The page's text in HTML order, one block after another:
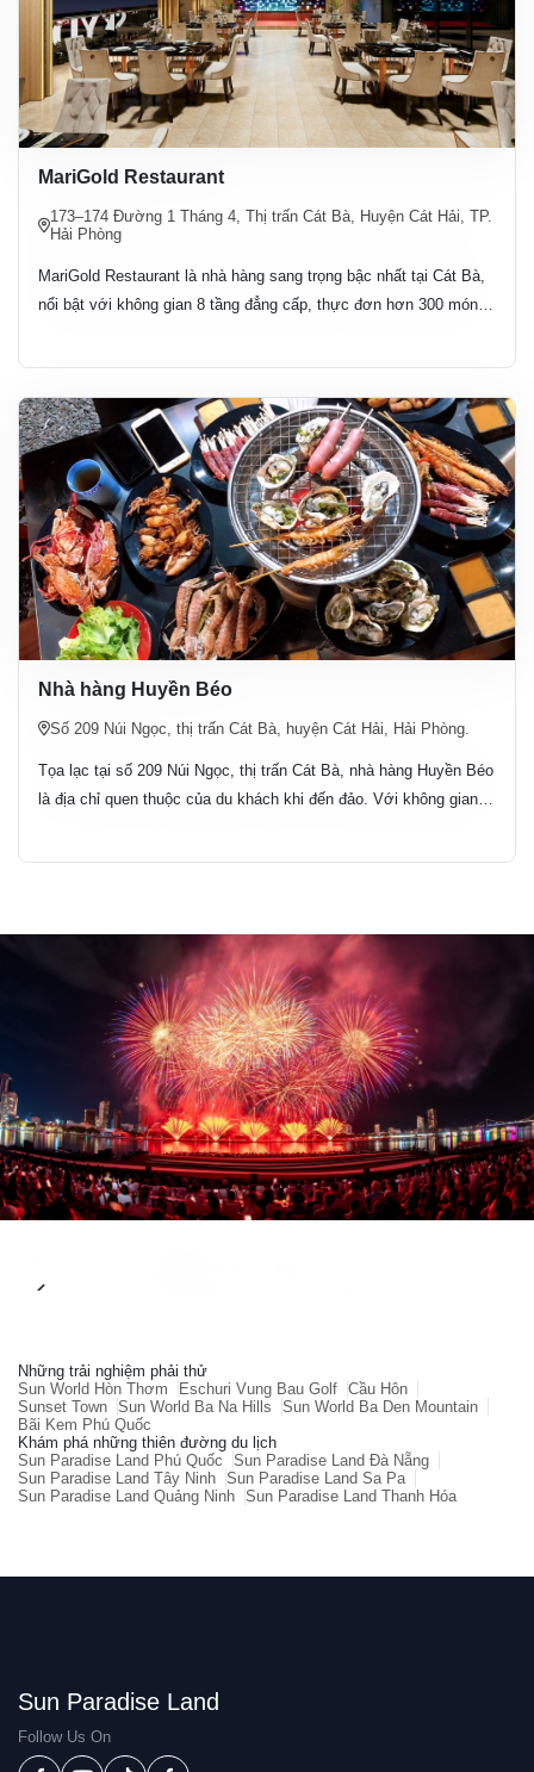
MariGold Restaurant
173–174 Đường 1 Tháng 4, Thị trấn Cát Bà, Huyện Cát Hải, TP.
Hải Phòng
MariGold Restaurant là nhà hàng sang trọng bậc nhất tại Cát Bà,
nổi bật với không gian 8 tầng đẳng cấp, thực đơn hơn 300 món Á
Nhà hàng Huyền Béo
Số 209 Núi Ngọc, thị trấn Cát Bà, huyện Cát Hải, Hải Phòng.
Tọa lạc tại số 209 Núi Ngọc, thị trấn Cát Bà, nhà hàng Huyền Béo
là địa chỉ quen thuộc của du khách khi đến đảo. Với không gian
nướng mỡ hành, cùng các món Âu – Á phục vụ nhu cầu đa dạng
Những trải nghiệm phải thử
Sun World Hòn Thơm
Eschuri Vung Bau Golf Cầu Hôn
Sunset Town Sun World Ba Na Hills
Sun World Ba Den Mountain
Bãi Kem Phú Quốc
Khám phá những thiên đường du lịch
Sun Paradise Land Phú Quốc
Sun Paradise Land Đà Nẵng
Sun Paradise Land Tây Ninh Sun Paradise Land Sa Pa
Sun Paradise Land Quảng Ninh Sun Paradise Land Thanh Hóa
Sun Paradise Land
Follow Us On